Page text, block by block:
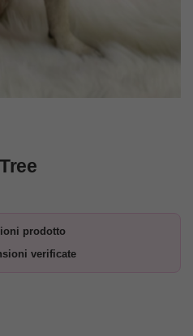
prodotto
verificate